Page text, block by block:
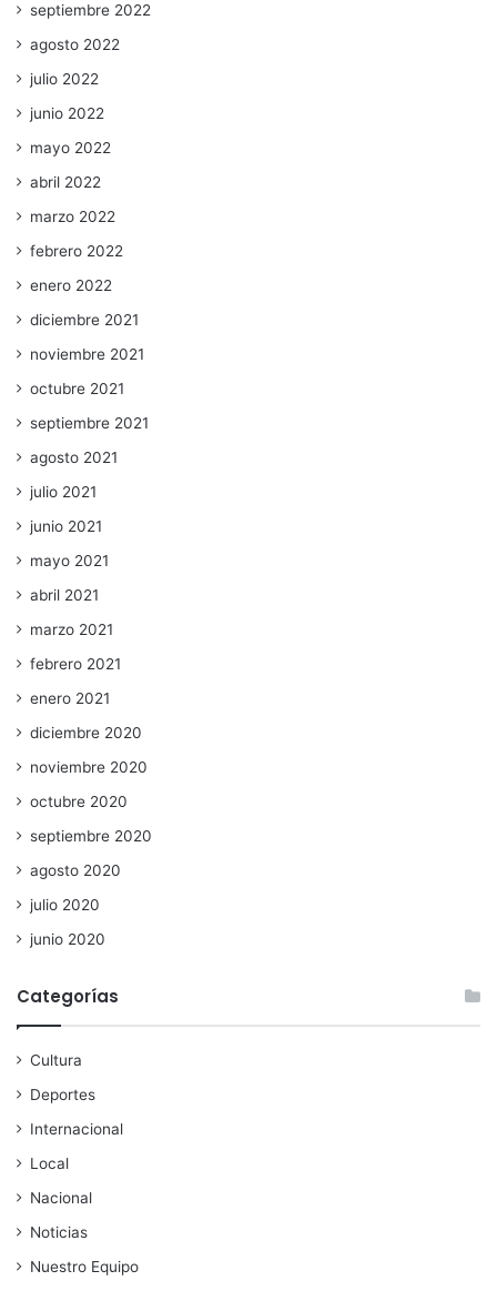
septiembre 2022
agosto 2022
julio 2022
junio 2022
mayo 2022
abril 2022
marzo 2022
febrero 2022
enero 2022
diciembre 2021
noviembre 2021
octubre 2021
septiembre 2021
agosto 2021
julio 2021
junio 2021
mayo 2021
abril 2021
marzo 2021
febrero 2021
enero 2021
diciembre 2020
noviembre 2020
octubre 2020
septiembre 2020
agosto 2020
julio 2020
junio 2020
Categorías
Cultura
Deportes
Internacional
Local
Nacional
Noticias
Nuestro Equipo